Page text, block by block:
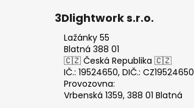
3Dlightwork s.r.o.
Lažánky 55
Blatná 388 01
🇨🇿 Česká Republika 🇨🇿
IČ.: 19524650, DIČ.: CZ19524650
Provozovna:
Vrbenská 1359, 388 01 Blatná